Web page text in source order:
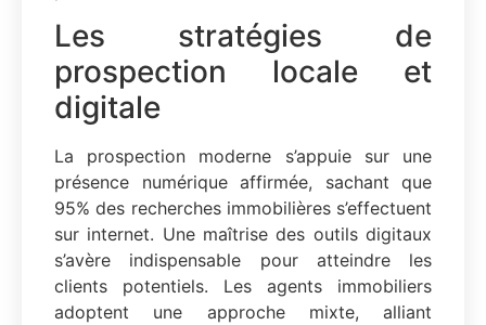
Les stratégies de
prospection locale et
digitale
La prospection moderne s’appuie sur une
présence numérique affirmée, sachant que
95% des recherches immobilières s’effectuent
sur internet. Une maîtrise des outils digitaux
s’avère indispensable pour atteindre les
clients potentiels. Les agents immobiliers
adoptent une approche mixte, alliant